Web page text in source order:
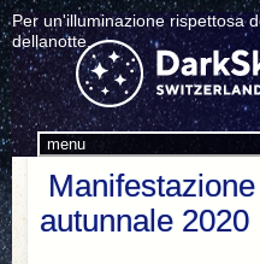
Per un'illuminazione rispettosa
dellanotte.
menu
Manifestazione
autunnale 2020